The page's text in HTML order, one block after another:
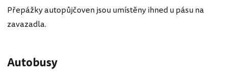
Přepážky autopůjčoven jsou umístěny ihned u pásu na
zavazadla.
Autobusy